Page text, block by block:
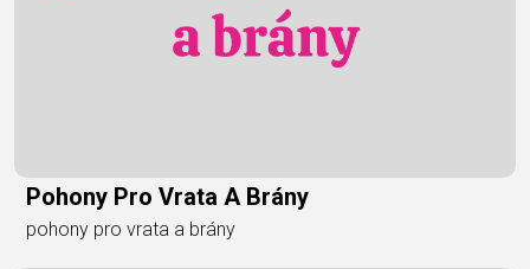
Pohony Pro Vrata A Brány
pohony pro vrata a brány